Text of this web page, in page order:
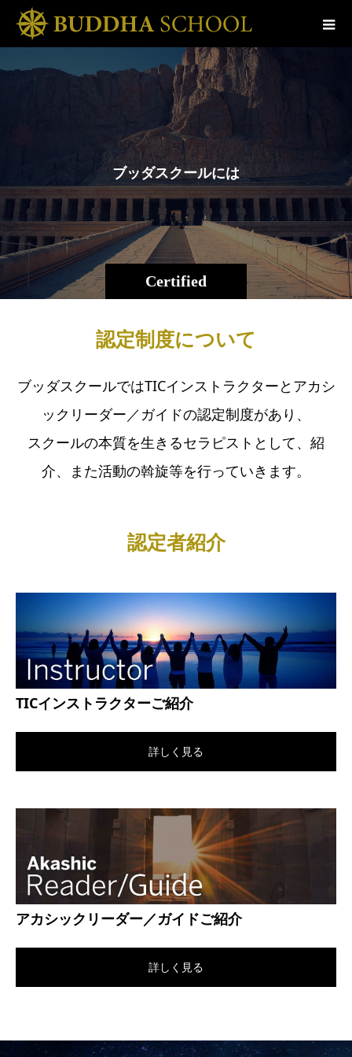
Certified
ブッ ダスク ルに は
弥
認定制度について
ブッダスクールではTICインストラクターとアカシ
ックリーダー／ガイドの認定制度があり、
スクールの本質を生きるセラピストとして、紹
介、また活動の斡旋等を行っていきます。
認定者紹介
TICインストラクターご紹介
詳しく見る
アカシックリーダー／ガイドご紹介
詳しく見る